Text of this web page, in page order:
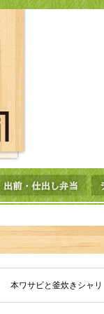
本ワサビと釜炊きシャ